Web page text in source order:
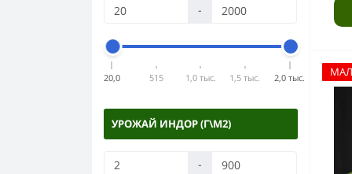
-
20,0 515 1,0 тыс. 1,5 тыс. 2,0 тыс.
УРОЖАЙ ИНДОР (Г\М2)
-